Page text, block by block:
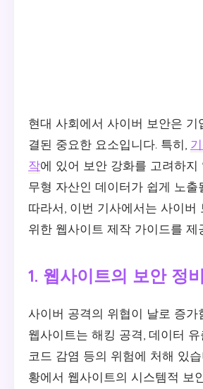
현대 사회에서 사이버 보안은 기
결된 중요한 요소입니다. 특히,
작에 있어 보안 강화를 고려하지
무형 자산인 데이터가 쉽게 노출
따라서, 이번 기사에서는 사이버
위한 웹사이트 제작 가이드를 제
1. 웹사이트의 보안 정
사이버 공격의 위협이 날로 증가
웹사이트는 해킹 공격, 데이터
코드 감염 등의 위험에 처해 있
황에서 웹사이트의 시스템적 보